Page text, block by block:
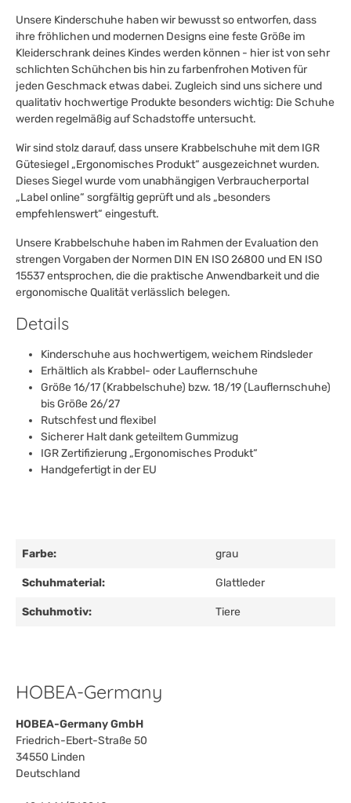
Unsere Kinderschuhe haben wir bewusst so entworfen, dass
ihre fröhlichen und modernen Designs eine feste Größe im
Kleiderschrank deines Kindes werden können - hier ist von sehr
schlichten Schühchen bis hin zu farbenfrohen Motiven für
jeden Geschmack etwas dabei. Zugleich sind uns sichere und
qualitativ hochwertige Produkte besonders wichtig: Die Schuhe
werden regelmäßig auf Schadstoffe untersucht.
Wir sind stolz darauf, dass unsere Krabbelschuhe mit dem IGR
Gütesiegel „Ergonomisches Produkt“ ausgezeichnet wurden.
Dieses Siegel wurde vom unabhängigen Verbraucherportal
„Label online“ sorgfältig geprüft und als „besonders
empfehlenswert“ eingestuft.
Unsere Krabbelschuhe haben im Rahmen der Evaluation den
strengen Vorgaben der Normen DIN EN ISO 26800 und EN ISO
15537 entsprochen, die die praktische Anwendbarkeit und die
ergonomische Qualität verlässlich belegen.
Details
Kinderschuhe aus hochwertigem, weichem Rindsleder
Erhältlich als Krabbel- oder Lauflernschuhe
Größe 16/17 (Krabbelschuhe) bzw. 18/19 (Lauflernschuhe)
bis Größe 26/27
Rutschfest und flexibel
Sicherer Halt dank geteiltem Gummizug
IGR Zertifizierung „Ergonomisches Produkt“
Handgefertigt in der EU
Farbe: grau
Schuhmaterial: Glattleder
Schuhmotiv: Tiere
HOBEA-Germany
HOBEA-Germany GmbH
Friedrich-Ebert-Straße 50
34550 Linden
Deutschland